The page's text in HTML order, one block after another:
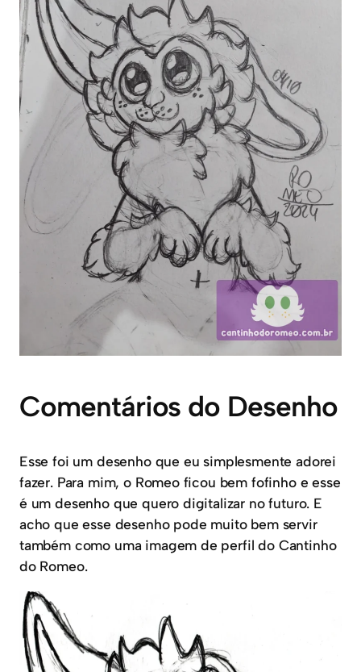
Comentários do Desenho
Esse foi um desenho que eu simplesmente adorei
fazer. Para mim, o Romeo ficou bem fofinho e esse
é um desenho que quero digitalizar no futuro. E
acho que esse desenho pode muito bem servir
também como uma imagem de perfil do Cantinho
do Romeo.